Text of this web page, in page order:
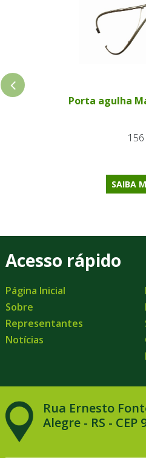
Porta agulha
156
SAIBA
Acesso rápido
Página Inicial
Sobre
Representantes
Notícias
Rua Ernesto
Alegre - RS - CEP